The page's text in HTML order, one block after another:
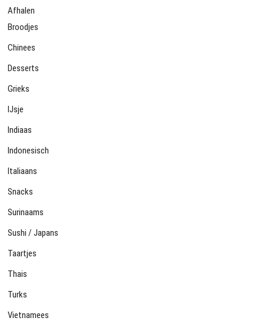
Afhalen
Broodjes
Chinees
Desserts
Grieks
IJsje
Indiaas
Indonesisch
Italiaans
Snacks
Surinaams
Sushi / Japans
Taartjes
Thais
Turks
Vietnamees